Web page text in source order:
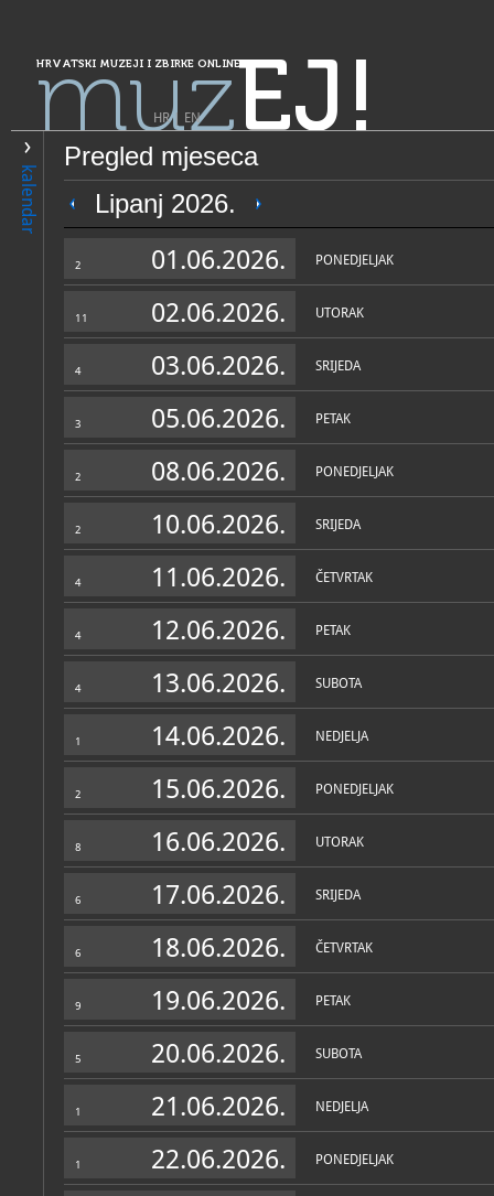
HRVATSKI MUZEJI I ZBIRKE ONLINE
muzEJ!
HR| EN
kalendar
Pregled mjeseca
Lipanj 2026.
2 01.06.2026. PONEDJELJAK
11 02.06.2026. UTORAK
4 03.06.2026. SRIJEDA
3 05.06.2026. PETAK
2 08.06.2026. PONEDJELJAK
2 10.06.2026. SRIJEDA
4 11.06.2026. ČETVRTAK
4 12.06.2026. PETAK
4 13.06.2026. SUBOTA
1 14.06.2026. NEDJELJA
2 15.06.2026. PONEDJELJAK
8 16.06.2026. UTORAK
6 17.06.2026. SRIJEDA
6 18.06.2026. ČETVRTAK
9 19.06.2026. PETAK
5 20.06.2026. SUBOTA
1 21.06.2026. NEDJELJA
1 22.06.2026. PONEDJELJAK
PRETRAŽIVANJE
Grad Zagreb
„Zbirka umjetnina Ante i
Mimara“ - Muzej Mimara
OPĆI PODACI
Zbirke